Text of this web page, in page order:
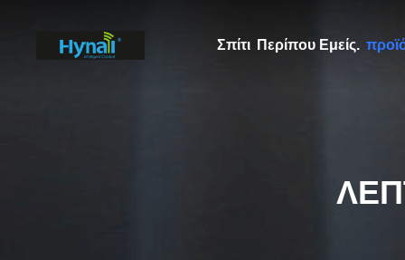
Σπίτι Περίπου Εμείς.